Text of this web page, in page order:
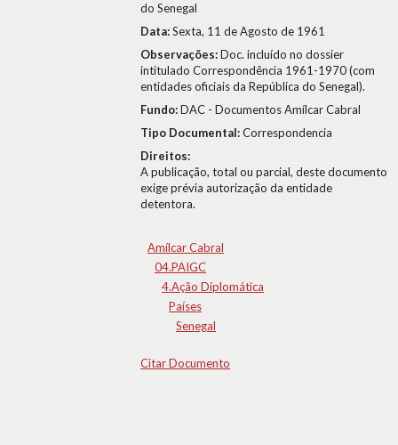
do Senegal
Data:Sexta, 11 de Agosto de 1961
Observações:Doc. incluído no dossier
intitulado Correspondência 1961-1970 (com
entidades oficiais da República do Senegal).
Fundo:DAC - Documentos Amílcar Cabral
Tipo Documental:Correspondencia
Direitos:
A publicação, total ou parcial, deste documento
exige prévia autorização da entidade
detentora.
Amílcar Cabral
04.PAIGC
4.Ação Diplomática
Países
Senegal
Citar Documento